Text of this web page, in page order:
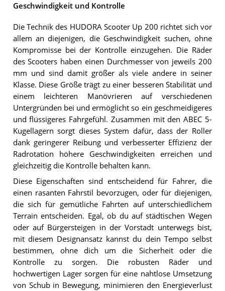
Geschwindigkeit und Kontrolle
Die Technik des HUDORA Scooter Up 200 richtet sich vor
allem an diejenigen, die Geschwindigkeit suchen, ohne
Kompromisse bei der Kontrolle einzugehen. Die Räder
des Scooters haben einen Durchmesser von jeweils 200
mm und sind damit größer als viele andere in seiner
Klasse. Diese Größe trägt zu einer besseren Stabilität und
einem leichteren Manövrieren auf verschiedenen
Untergründen bei und ermöglicht so ein geschmeidigeres
und flüssigeres Fahrgefühl. Zusammen mit den ABEC 5-
Kugellagern sorgt dieses System dafür, dass der Roller
dank geringerer Reibung und verbesserter Effizienz der
Radrotation höhere Geschwindigkeiten erreichen und
gleichzeitig die Kontrolle behalten kann.
Diese Eigenschaften sind entscheidend für Fahrer, die
einen rasanten Fahrstil bevorzugen, oder für diejenigen,
die sich für gemütliche Fahrten auf unterschiedlichem
Terrain entscheiden. Egal, ob du auf städtischen Wegen
oder auf Bürgersteigen in der Vorstadt unterwegs bist,
mit diesem Designansatz kannst du dein Tempo selbst
bestimmen, ohne dich um die Sicherheit oder die
Kontrolle zu sorgen. Die robusten Räder und
hochwertigen Lager sorgen für eine nahtlose Umsetzung
von Schub in Bewegung, minimieren den Energieverlust